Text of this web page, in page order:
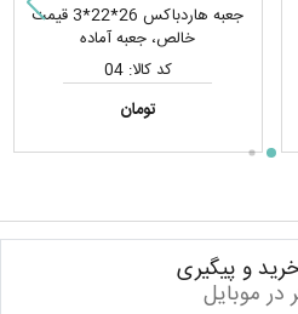
جعبه هاردباکس 26*22*3 قیمت
خالص، جعبه آماده
کد کالا: 04
تومان
و پیگیری
در موبایل